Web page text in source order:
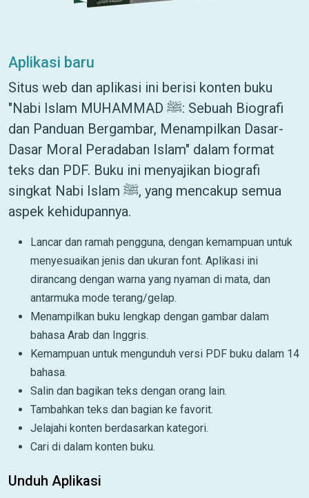
Aplikasi baru
Situs web dan aplikasi ini berisi konten buku
"Nabi Islam MUHAMMAD ﷺ: Sebuah Biografi
dan Panduan Bergambar, Menampilkan Dasar-
Dasar Moral Peradaban Islam" dalam format
teks dan PDF. Buku ini menyajikan biografi
singkat Nabi Islam ﷺ, yang mencakup semua
aspek kehidupannya.
Lancar dan ramah pengguna, dengan kemampuan untuk
menyesuaikan jenis dan ukuran font. Aplikasi ini
dirancang dengan warna yang nyaman di mata, dan
antarmuka mode terang/gelap.
Menampilkan buku lengkap dengan gambar dalam
bahasa Arab dan Inggris.
Kemampuan untuk mengunduh versi PDF buku dalam 14
bahasa.
Salin dan bagikan teks dengan orang lain.
Tambahkan teks dan bagian ke favorit.
Jelajahi konten berdasarkan kategori.
Cari di dalam konten buku.
Unduh Aplikasi